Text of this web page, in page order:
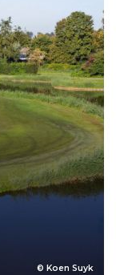
© Koen Suyk